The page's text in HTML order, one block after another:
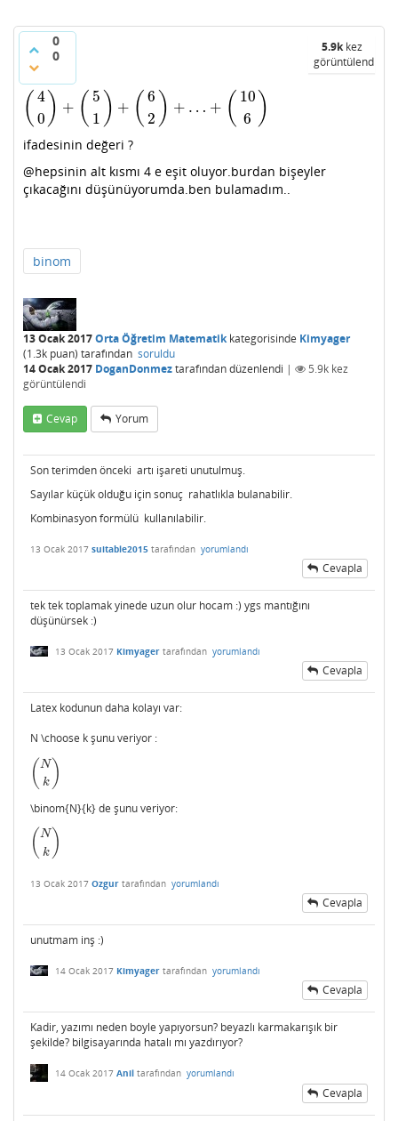
0
0
5.9kkez
görüntülendi
( 4
0 ) + ( 5
1 ) + ( 6
2 ) + … + ( 10
6 )
(4 (5 1)+ ( … +( 10
ifadesinin değeri ?
@hepsinin alt kısmı 4 e eşit oluyor.burdan bişeyler
çıkacağını düşünüyorumda.ben bulamadım..
binom
13 Ocak 2017Orta Öğretim Matematikkategorisinde Kimyager
(1.3k puan) tarafından soruldu
14 Ocak 2017 DoganDonmeztarafındandüzenlendi | 5.9k kez
görüntülendi
Cevap Yorum
Son terimden önceki artı işareti unutulmuş.
Sayılar küçük olduğu için sonuç rahatlıkla bulanabilir.
Kombinasyon formülü kullanılabilir.
13 Ocak 2017 suitable2015 tarafından yorumlandı
Cevapla
tek tek toplamak yinede uzun olur hocam :) ygs mantığını
düşünürsek :)
13 Ocak 2017 Kimyager tarafından yorumlandı
Cevapla
Latex kodunun daha kolayı var:
N \choose k şunu veriyor :
( N
k )
N
\binom{N}{k} de şunu veriyor:
( N
k )
N
13 Ocak 2017 Ozgur tarafından yorumlandı
Cevapla
unutmam inş :)
14 Ocak 2017 Kimyager tarafından yorumlandı
Cevapla
Kadir, yazımı neden boyle yapıyorsun? beyazlı karmakarışık bir
şekilde? bilgisayarında hatalı mı yazdırıyor?
14 Ocak 2017 Anil tarafından yorumlandı
Cevapla